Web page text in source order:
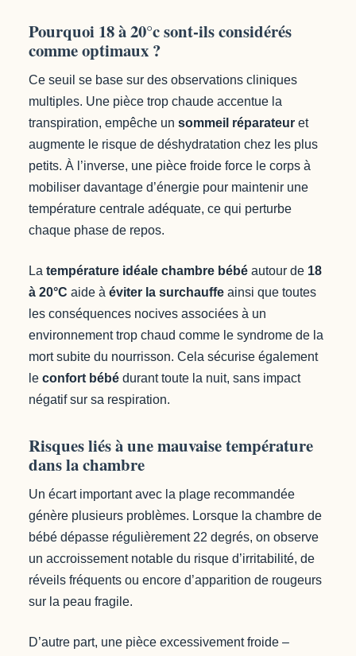
Pourquoi 18 à 20°c sont-ils considérés
comme optimaux ?
Ce seuil se base sur des observations cliniques
multiples. Une pièce trop chaude accentue la
transpiration, empêche un sommeil réparateur et
augmente le risque de déshydratation chez les plus
petits. À l’inverse, une pièce froide force le corps à
mobiliser davantage d’énergie pour maintenir une
température centrale adéquate, ce qui perturbe
chaque phase de repos.
La température idéale chambre bébé autour de 18
à 20°C aide à éviter la surchauffe ainsi que toutes
les conséquences nocives associées à un
environnement trop chaud comme le syndrome de la
mort subite du nourrisson. Cela sécurise également
le confort bébé durant toute la nuit, sans impact
négatif sur sa respiration.
Risques liés à une mauvaise température
dans la chambre
Un écart important avec la plage recommandée
génère plusieurs problèmes. Lorsque la chambre de
bébé dépasse régulièrement 22 degrés, on observe
un accroissement notable du risque d’irritabilité, de
réveils fréquents ou encore d’apparition de rougeurs
sur la peau fragile.
D’autre part, une pièce excessivement froide –